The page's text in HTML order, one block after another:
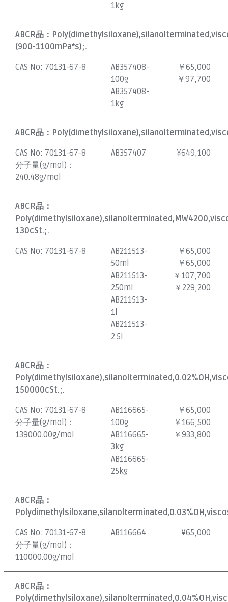
1kg
ABCR品：
(900-1100mPa*s);.
CAS No: 70131-67-8
AB357408-
100g
AB357408-
1kg
￥65,000
￥97,700
ABCR品：
CAS No: 70131-67-8
分子量(g/mol)：
240.48g/mol
AB357407 ¥649,100
ABCR品：
130cSt.;.
CAS No: 70131-67-8
AB211513-
50ml
AB211513-
250ml
AB211513-
1l
AB211513-
2.5l
￥65,000
￥65,000
￥107,700
￥229,200
ABCR品：
150000cSt.;.
CAS No: 70131-67-8
分子量(g/mol)：
139000.00g/mol
AB116665-
100g
AB116665-
3kg
AB116665-
25kg
￥65,000
￥166,500
￥933,800
ABCR品：
CAS No: 70131-67-8
分子量(g/mol)：
110000.00g/mol
AB116664 ¥65,000
ABCR品：